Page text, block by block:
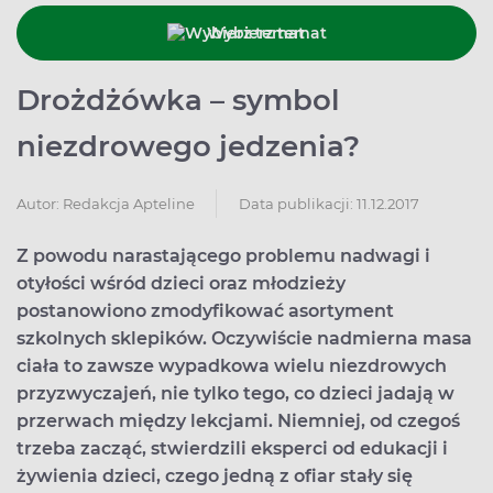
Wybierz temat
Drożdżówka – symbol
niezdrowego jedzenia?
Autor: Redakcja Apteline Data publikacji: 11.12.2017
Z powodu narastającego problemu nadwagi i
otyłości wśród dzieci oraz młodzieży
postanowiono zmodyfikować asortyment
szkolnych sklepików. Oczywiście nadmierna masa
ciała to zawsze wypadkowa wielu niezdrowych
przyzwyczajeń, nie tylko tego, co dzieci jadają w
przerwach między lekcjami. Niemniej, od czegoś
trzeba zacząć, stwierdzili eksperci od edukacji i
żywienia dzieci, czego jedną z ofiar stały się